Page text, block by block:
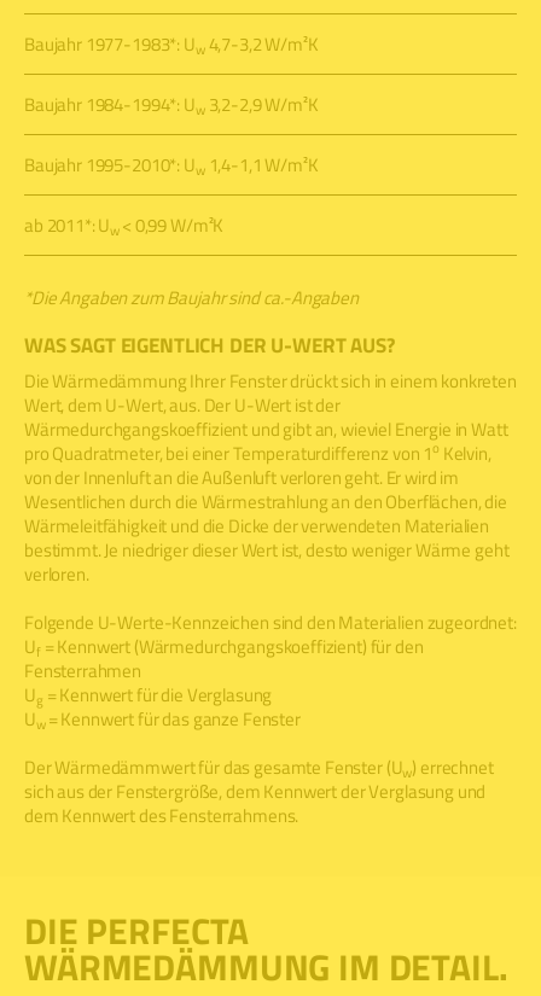
Baujahr 1977-1983*: Uw4,7-3,2 W/m²K
Baujahr 1984-1994*: Uw3,2-2,9 W/m²K
Baujahr 1995-2010*: Uw1,4-1,1 W/m²K
ab 2011*: Uw< 0,99 W/m²K
*Die Angaben zum Baujahr sind ca.-Angaben
WAS SAGT EIGENTLICH DER U-WERT AUS?
Die Wärmedämmung Ihrer Fenster drückt sich in einem konkreten
Wert, dem U-Wert, aus. Der U-Wert ist der
Wärmedurchgangskoeffizient und gibt an, wieviel Energie in Watt
pro Quadratmeter, bei einer Temperaturdifferenz von 1o Kelvin,
von der Innenluft an die Außenluft verloren geht. Er wird im
Wesentlichen durch die Wärmestrahlung an den Oberflächen, die
Wärmeleitfähigkeit und die Dicke der verwendeten Materialien
bestimmt. Je niedriger dieser Wert ist, desto weniger Wärme geht
verloren.
Folgende U-Werte-Kennzeichen sind den Materialien zugeordnet:
Uf= Kennwert (Wärmedurchgangskoeffizient) für den
Fensterrahmen
Ug = Kennwert für die Verglasung
Uw= Kennwert für das ganze Fenster
Der Wärmedämmwert für das gesamte Fenster (Uw) errechnet
sich aus der Fenstergröße, dem Kennwert der Verglasung und
dem Kennwert des Fensterrahmens.
DIE PERFECTA
WÄRMEDÄMMUNG IM DETAIL.